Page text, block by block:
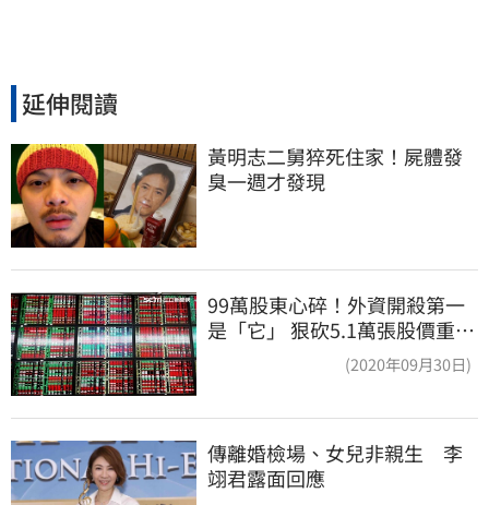
延伸閱讀
黃明志二舅猝死住家！屍體發
臭一週才發現
99萬股東心碎！外資開殺第一
是「它」 狠砍5.1萬張股價重挫
(2020年09月30日)
傳離婚檢場、女兒非親生　李
翊君露面回應